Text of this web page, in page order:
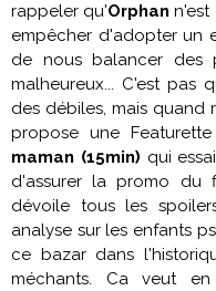
rappeler qu'Orphan n'est
empêcher d'adopter un
de nous balancer
malheureux... C'est pas
des débiles, mais quand
propose une
maman (15min) qui
d'assurer la promo du
dévoile tous les
analyse sur les enfants
ce bazar dans
méchants. Ca veut